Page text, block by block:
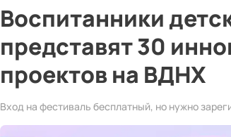
Воспитанники
представят 30
проектов на ВДНХ
Вход на фестиваль бесплатный, но нужно